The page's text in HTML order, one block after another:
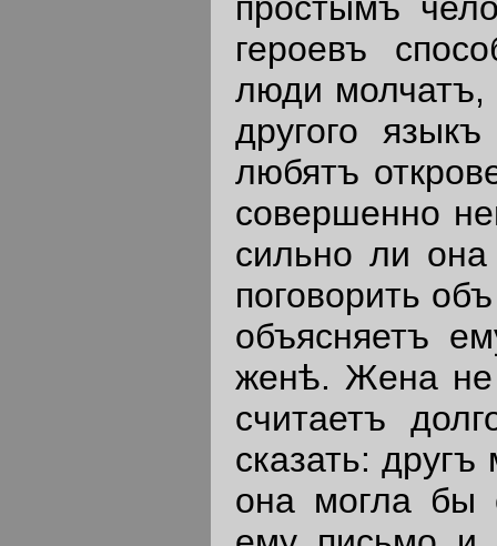
героевъ
люди молчатъ,
другого
любятъ
совершенно
сильно ли
поговорить
объясняетъ
женѣ. Жена не
считаетъ
сказать:
она могла бы